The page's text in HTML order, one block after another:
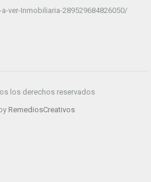
ver-Inmobiliaria-289529684826050/
los derechos reservados
RemediosCreativos